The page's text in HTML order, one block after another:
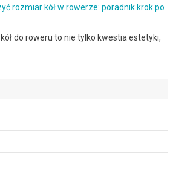
rozmiar kół w rowerze: poradnik krok po
do roweru to nie tylko kwestia estetyki,